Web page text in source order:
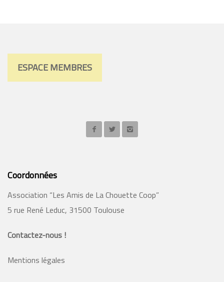
ESPACE MEMBRES
Coordonnées
Association “Les Amis de La Chouette Coop”
5 rue René Leduc, 31500 Toulouse
Contactez-nous !
Mentions légales